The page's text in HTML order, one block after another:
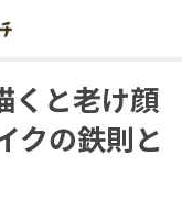
くと老け顔
クの鉄則と